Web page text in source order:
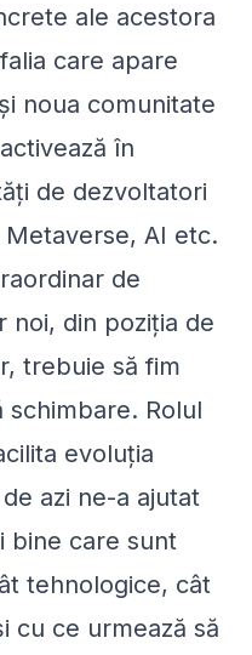
ale acestora
care apare
noua comunitate
în
de dezvoltatori
AI etc.
de
noi, din poziția de
trebuie să fim
Rolul
evoluția
azi ne-a ajutat
bine care sunt
tehnologice, cât
cu ce urmează să